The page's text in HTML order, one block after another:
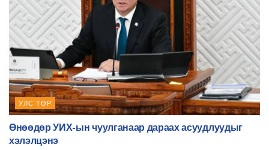
УЛС ТӨР
Өнөөдөр УИХ-ын чуулганаар дараах асуудлуудыг
хэлэлцэнэ